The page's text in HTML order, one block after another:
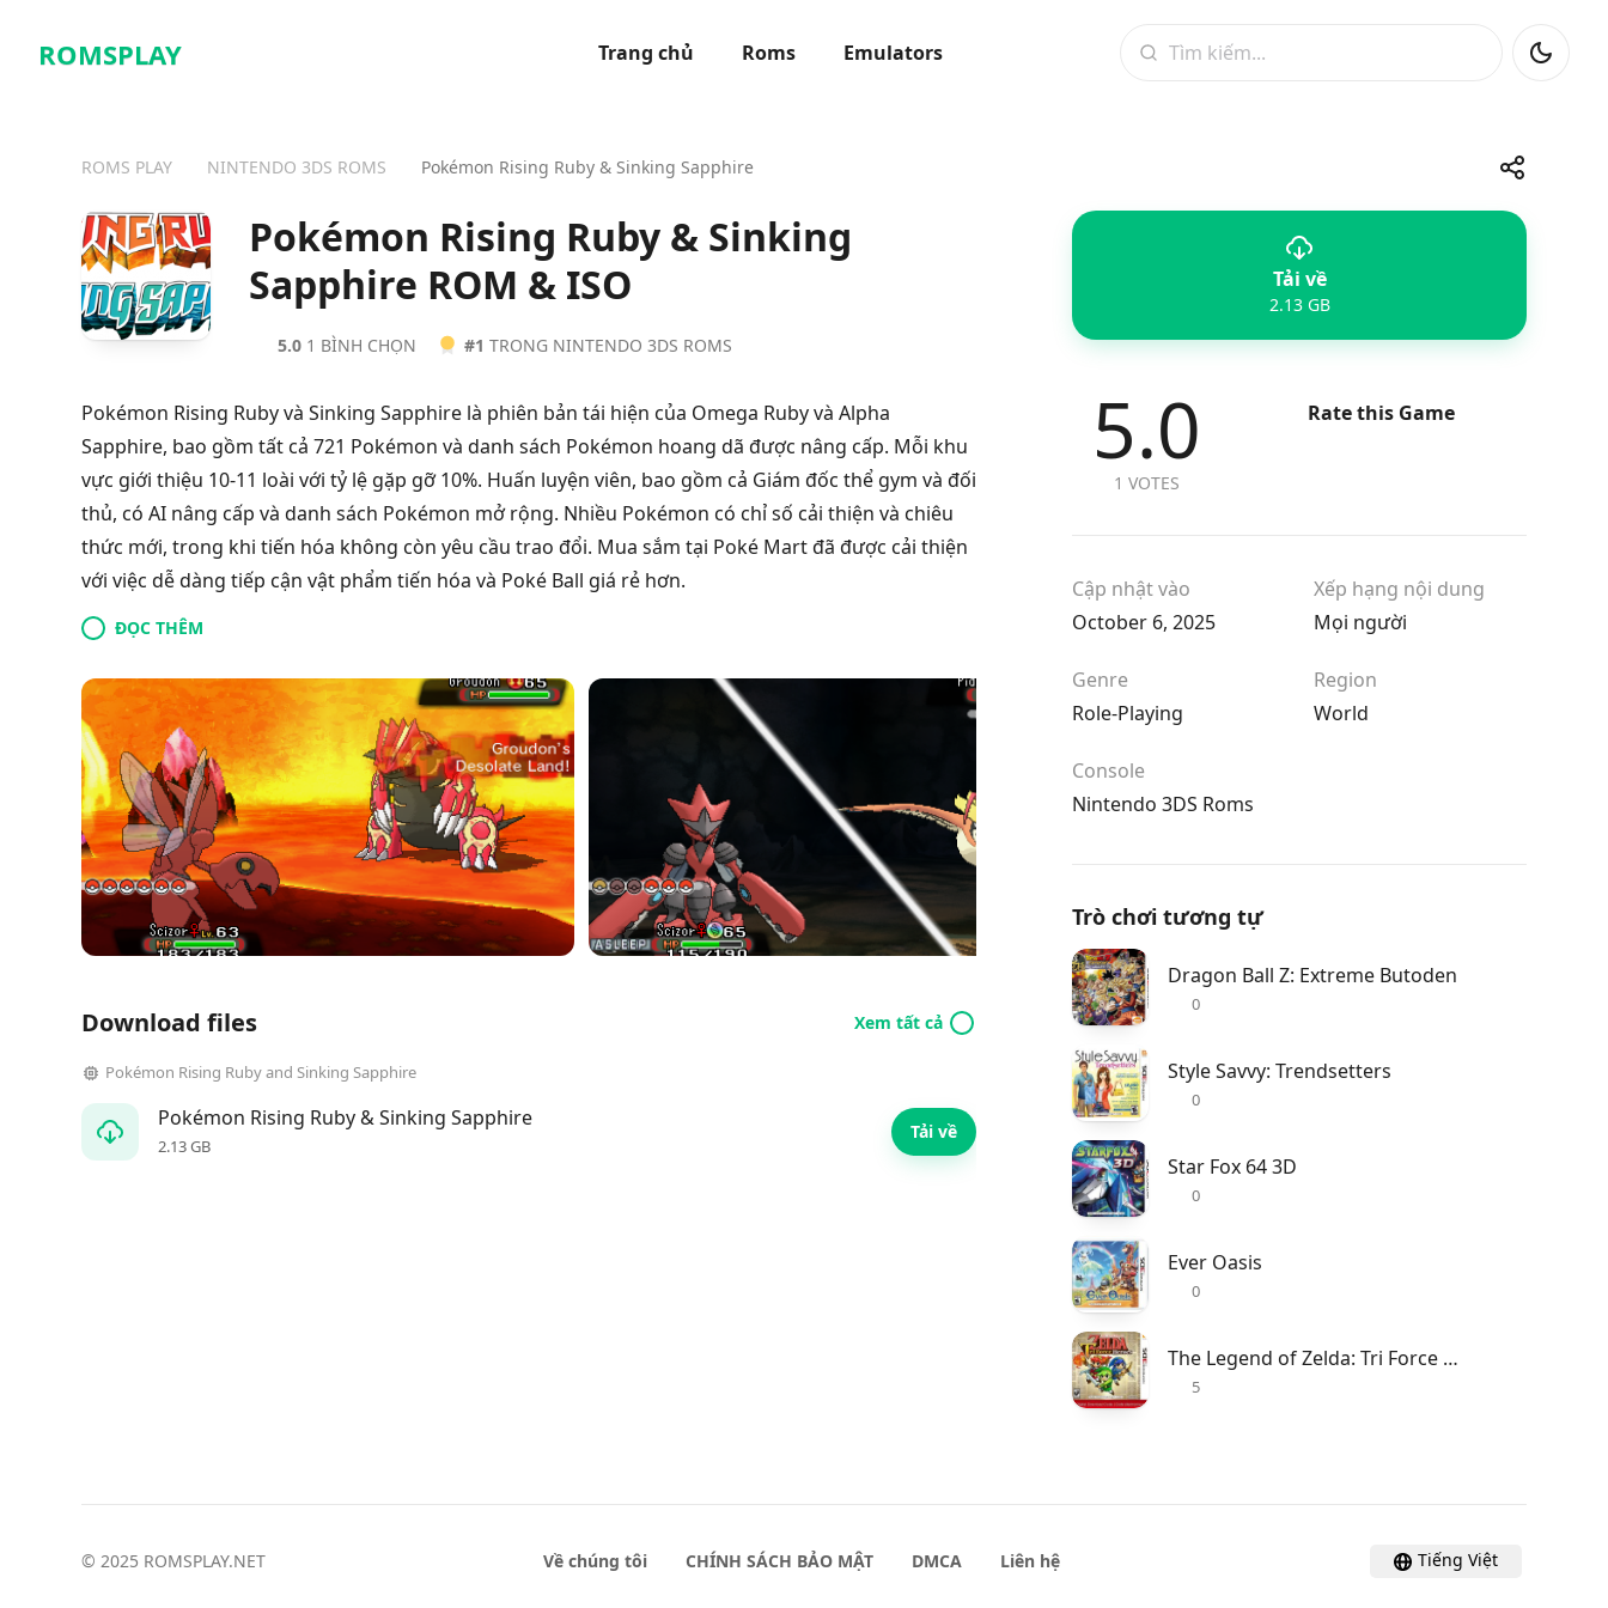
ROMSPLAY Trang chủ Roms
Emulators
ROMS PLAY NINTENDO 3DS ROMS Pokémon Rising Ruby & Sinking Sapphire Chia sẻ
Telegram
Pokémon Rising Ruby & Sinking
Sapphire ROM & ISO
5.0 1 BÌNH CHỌN #1 TRONG NINTENDO 3DS ROMS
Tải về
2.13 GB
Pokémon Rising Ruby và Sinking Sapphire là phiên bản tái hiện của Omega Ruby và Alpha
Sapphire, bao gồm tất cả 721 Pokémon và danh sách Pokémon hoang dã được nâng cấp. Mỗi khu
vực giới thiệu 10-11 loài với tỷ lệ gặp gỡ 10%. Huấn luyện viên, bao gồm cả Giám đốc thể gym và đối
thủ, có AI nâng cấp và danh sách Pokémon mở rộng. Nhiều Pokémon có chỉ số cải thiện và chiêu
thức mới, trong khi tiến hóa không còn yêu cầu trao đổi. Mua sắm tại Poké Mart đã được cải thiện
với việc dễ dàng tiếp cận vật phẩm tiến hóa và Poké Ball giá rẻ hơn.
ĐỌC THÊM
Download files Xem tất cả
Pokémon Rising Ruby and Sinking Sapphire
Pokémon Rising Ruby & Sinking Sapphire
2.13 GB
Tải về
5.0
1 VOTES
Rate this Game
Cập nhật vào
October 6, 2025
Xếp hạng nội dung
Mọi người
Genre
Role-Playing
Region
World
Console
Nintendo 3DS Roms
Trò chơi tương tự
Dragon Ball Z: Extreme Butoden
0
Style Savvy: Trendsetters
0
Star Fox 64 3D
0
Ever Oasis
0
The Legend of Zelda: Tri Force Heroes
5
Về chúng tôi CHÍNH SÁCH BẢO MẬT DMCA Liên hệ
© 2025 ROMSPLAY.NET Tiếng Việt